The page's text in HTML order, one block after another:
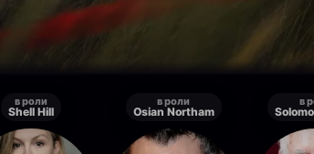
в роли
Shell Hill
в роли
Osian Northam
в